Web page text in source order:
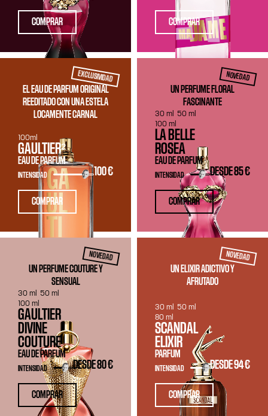
COMPRAR COMPRAR
EXCLUSIVIDAD
EL EAU DE PARFUM ORIGINAL
REEDITADO CON UNA ESTELA
LOCAMENTE CARNAL
GAULTIER²
EAU DE PARFUM
100 €
INTENSIDAD
100ml
COMPRAR
NOVEDAD
UN PERFUME FLORAL
FASCINANTE
LA BELLE
ROSEA
EAU DE PARFUM
DESDE85 €
INTENSIDAD
30 ml 50 ml
100 ml
COMPRAR
NOVEDAD
UN PERFUME COUTURE Y
SENSUAL
GAULTIER
DIVINE
COUTURE
EAU DE PARFUM
DESDE80 €
INTENSIDAD
30 ml 50 ml
100 ml
COMPRAR
NOVEDAD
UN ELIXIR ADICTIVO Y
AFRUTADO
SCANDAL
ELIXIR
PARFUM
DESDE94 €
INTENSIDAD
30 ml 50 ml
80 ml
COMPRAR